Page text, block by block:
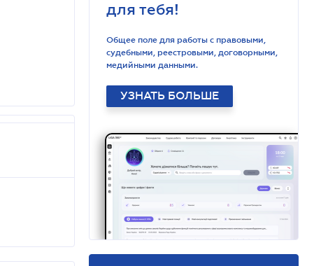
для тебя!
Общее поле для работы с правовыми,
судебными, реестровыми, договорными,
медийными данными.
УЗНАТЬ БОЛЬШЕ